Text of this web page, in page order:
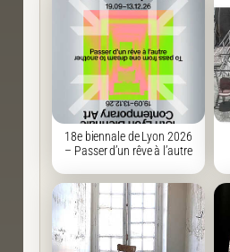
18e biennale de Lyon 2026
– Passer d’un rêve à l’autre